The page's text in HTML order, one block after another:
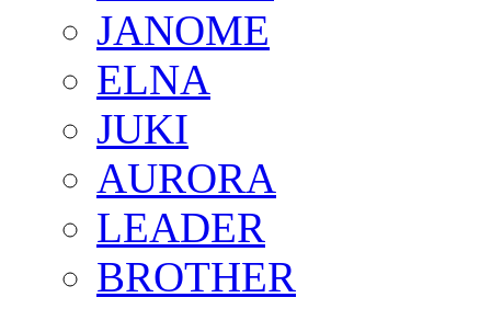
JANOME
ELNA
JUKI
AURORA
LEADER
BROTHER